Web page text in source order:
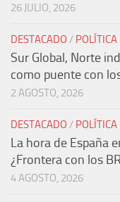
26 JULIO, 2026
DESTACADO / POLÍTICA
Sur Global, Norte
como puente con
2 AGOSTO, 2026
DESTACADO / POLÍTICA
La hora de España
¿Frontera con los
4 AGOSTO, 2026